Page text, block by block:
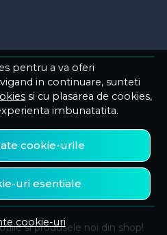
pentru a va oferi
in continuare, sunteti
si cu plasarea de cookies,
imbunatatita.
cookie-urile
uri esentiale
cookie-uri
si produsele noi din shop!